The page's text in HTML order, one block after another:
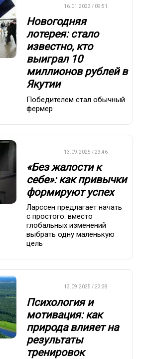
16.01.2023 / 09:51
Новогодняя
лотерея: стало
известно, кто
выиграл 10
миллионов рублей в
Якутии
Победителем стал обычный
фермер
13.09.2025 / 23:46
«Без жалости к
себе»: как привычки
формируют успех
Ларссен предлагает начать
с простого: вместо
глобальных изменений
выбрать одну маленькую
цель
13.09.2025 / 23:38
Психология и
мотивация: как
природа влияет на
результаты
тренировок